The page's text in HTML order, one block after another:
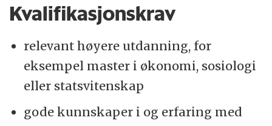
Kvalifikasjonskrav
relevant høyere utdanning, for
eksempel master i økonomi, sosiologi
eller statsvitenskap
gode kunnskaper i og erfaring med